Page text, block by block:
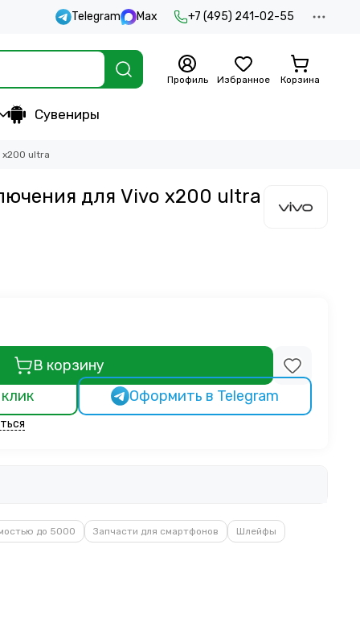
Telegram Max +7 (495) 241-02-55
Профиль Избранное Корзина
Сувениры
x200 ultra
для Vivo x200 ultra
В корзину
Оформить в Telegram
до 5000 Запчасти для смартфонов
Шлейфы